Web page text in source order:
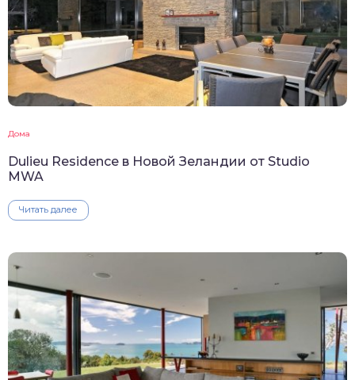
Дома
Dulieu Residence в Новой Зеландии от Studio
MWA
Читать далее